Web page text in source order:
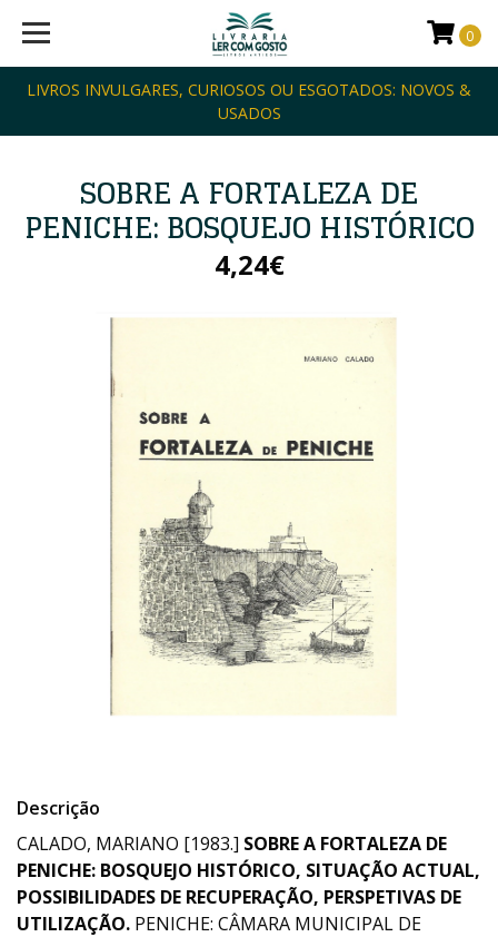
LIVROS INVULGARES, CURIOSOS OU ESGOTADOS: NOVOS &
USADOS
0
SOBRE A FORTALEZA DE
PENICHE: BOSQUEJO HISTÓRICO
4,24€
Descrição
CALADO, MARIANO [1983.] SOBRE A FORTALEZA DE
PENICHE: BOSQUEJO HISTÓRICO, SITUAÇÃO ACTUAL,
POSSIBILIDADES DE RECUPERAÇÃO, PERSPETIVAS DE
UTILIZAÇÃO. PENICHE: CÂMARA MUNICIPAL DE